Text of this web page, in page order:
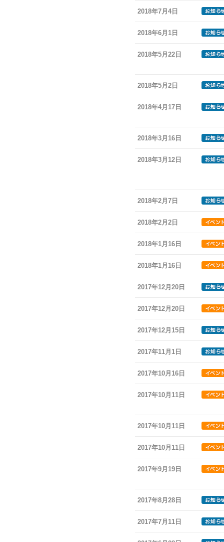
2018年7月4日
2018年6月1日
2018年5月22日
2018年5月2日
2018年4月17日
2018年3月16日
2018年3月12日
2018年2月7日
2018年2月2日
2018年1月16日
2018年1月16日
2017年12月20日
2017年12月20日
2017年12月15日
2017年11月1日
2017年10月16日
2017年10月11日
2017年10月11日
2017年10月11日
2017年9月19日
2017年8月28日
2017年7月11日